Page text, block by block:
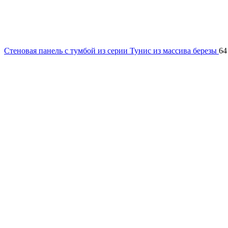
Стеновая панель с тумбой из серии Тунис из массива березы 64